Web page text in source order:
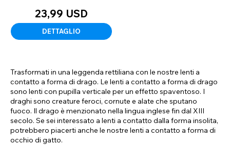
23,99 USD
DETTAGLIO
Trasformati in una leggenda rettiliana con le nostre lenti a
contatto a forma di drago. Le lenti a contatto a forma di drago
sono lenti con pupilla verticale per un effetto spaventoso. I
draghi sono creature feroci, cornute e alate che sputano
fuoco. Il drago è menzionato nella lingua inglese fin dal XIII
secolo. Se sei interessato a lenti a contatto dalla forma insolita,
potrebbero piacerti anche le nostre lenti a contatto a forma di
occhio di gatto.